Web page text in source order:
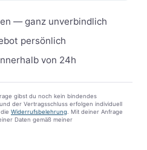
— ganz unverbindlich
persönlich
von 24h
gibst du noch kein bindendes
der Vertragsschluss erfolgen individuell
Widerrufsbelehrung . Mit deiner Anfrage
Daten gemäß meiner